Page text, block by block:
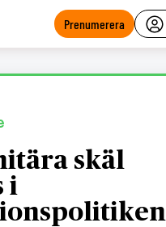
Prenumerera
skäl
i